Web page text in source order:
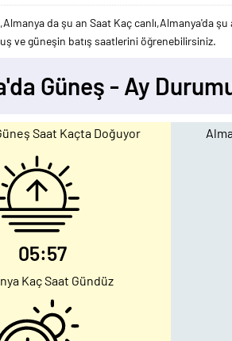
da şu an Saat Kaç canlı,Almanya'da
ve güneşin batış saatlerini öğrenebilirsiniz.
Güneş - Ay
Saat Kaçta Doğuyor
05:57
Kaç Saat Gündüz